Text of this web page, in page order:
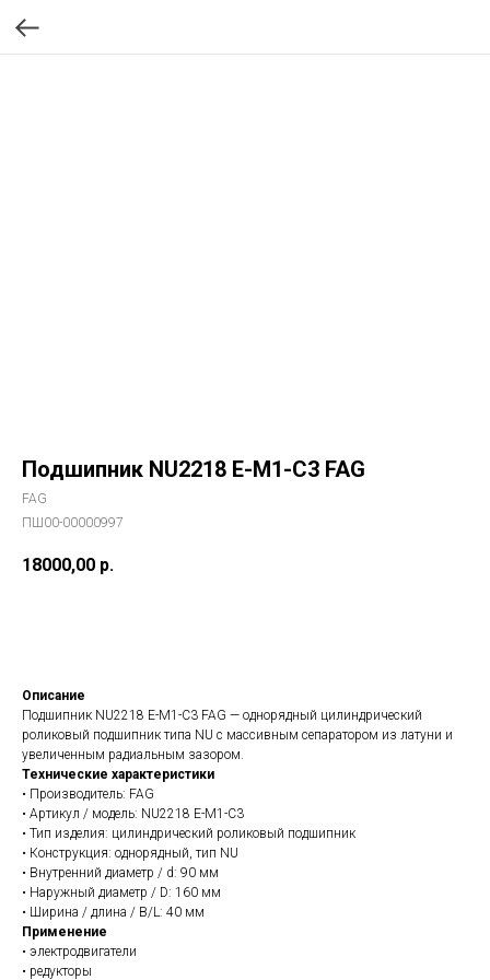
Подшипник NU2218 E-M1-C3 FAG
FAG
ПШ00-00000997
18000,00 р.
Описание
Подшипник NU2218 E-M1-C3 FAG — однорядный цилиндрический
роликовый подшипник типа NU с массивным сепаратором из латуни и
увеличенным радиальным зазором.
Технические характеристики
• Производитель: FAG
• Артикул / модель: NU2218 E-M1-C3
• Тип изделия: цилиндрический роликовый подшипник
• Конструкция: однорядный, тип NU
• Внутренний диаметр / d: 90 мм
• Наружный диаметр / D: 160 мм
• Ширина / длина / B/L: 40 мм
Применение
• электродвигатели
• редукторы